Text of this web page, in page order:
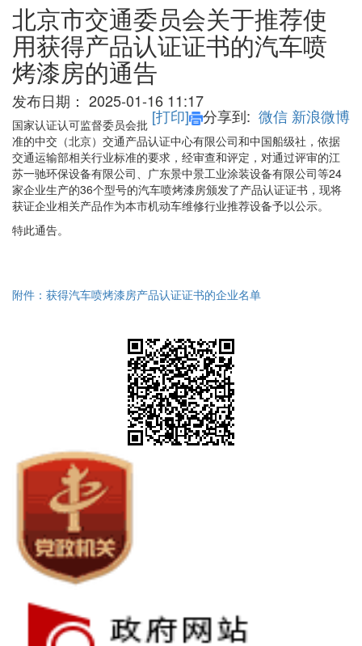
北京市交通委员会关于推荐使
用获得产品认证证书的汽车喷
烤漆房的通告
发布日期： 2025-01-16 11:17
[打印] 分享到: 微信 新浪微博
国家认证认可监督委员会批
准的中交（北京）交通产品认证中心有限公司和中国船级社，依据
交通运输部相关行业标准的要求，经审查和评定，对通过评审的江
苏一驰环保设备有限公司、广东景中景工业涂装设备有限公司等24
家企业生产的36个型号的汽车喷烤漆房颁发了产品认证证书，现将
获证企业相关产品作为本市机动车维修行业推荐设备予以公示。
特此通告。
附件：获得汽车喷烤漆房产品认证证书的企业名单